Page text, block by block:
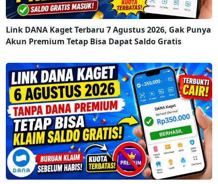
Link DANA Kaget Terbaru 7 Agustus 2026, Gak Punya
Akun Premium Tetap Bisa Dapat Saldo Gratis